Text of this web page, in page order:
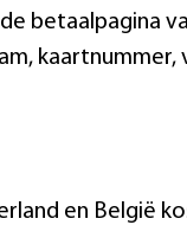
betaalpagina
en België